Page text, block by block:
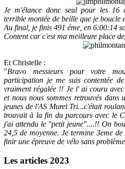
Je m'élance donc seul pour les 16
terrible montée de beille que je boucle
Au final, je finis 491 éme, en 6:00:14
Content car c'est ma meilleure place
Et Christelle :
"Bravo messieurs pour votre
participation je me suis contentée
vraiment régalée !! Je l' ai couru
et nous nous sommes retrouvés
jeunes de l'AS Muret Tri...c'était
trouvait à la fin du parcours avec le
j'ai attendu le "petit jeune"....!! On
24,5 de moyenne. Je termine 3eme
finir une épreuve de vélo sans
Les articles 2023